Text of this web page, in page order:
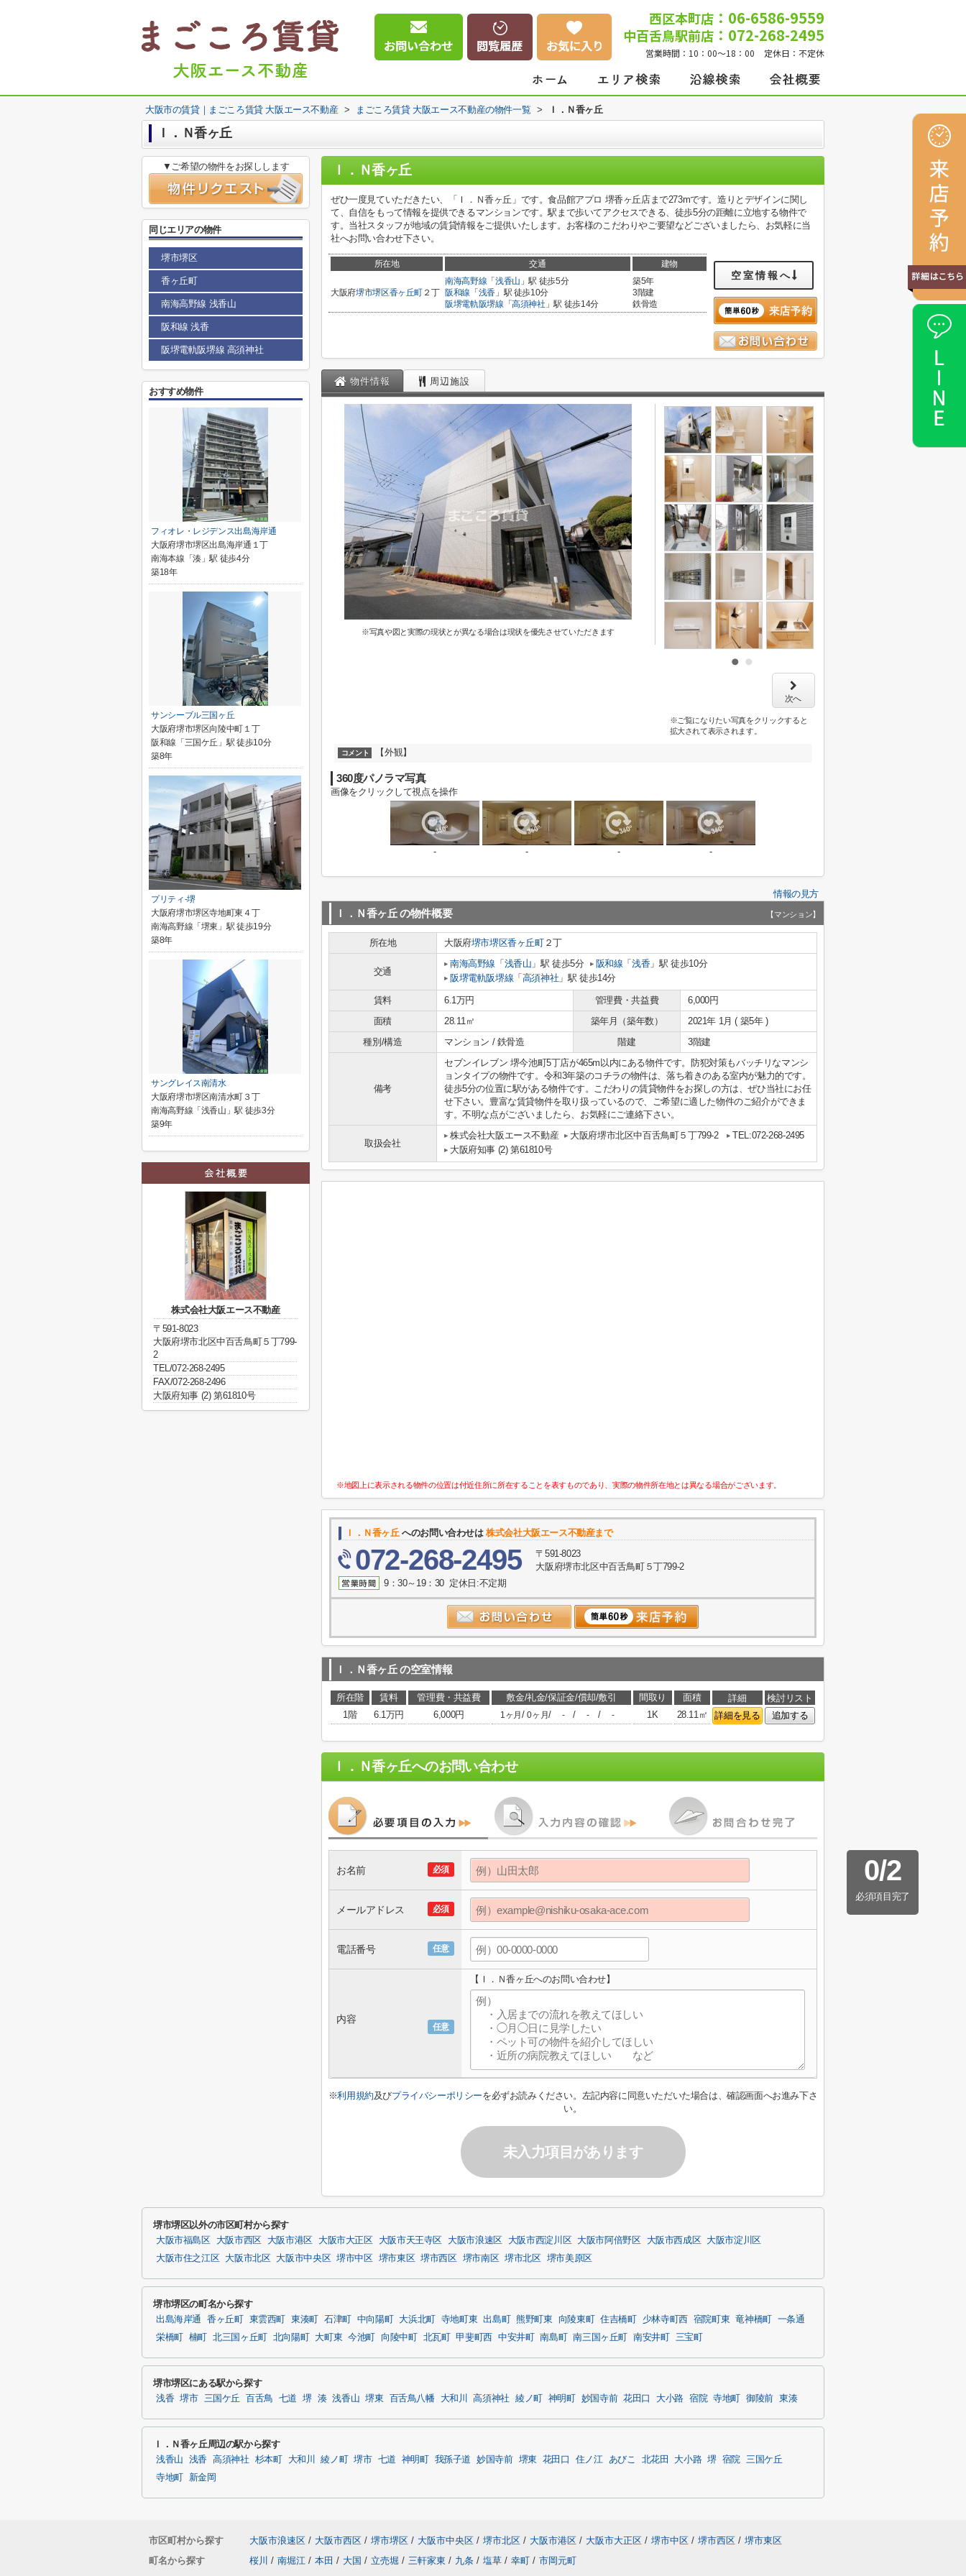
西区本町店 ：06-6586-9559
中百舌鳥駅前店 ：072-268-2495
営業時間： 10：00～18：00 定休日： 不定休
大阪市の賃貸｜まごころ賃貸 大阪エース不動産 > まごころ賃貸 大阪エース不動産の物件一覧 > Ｉ．Ｎ香ヶ丘
Ｉ．Ｎ香ヶ丘
Ｉ．Ｎ香ヶ丘
ぜひ一度見ていただきたい、「Ｉ．Ｎ香ヶ丘」です。食品館アプロ 堺香ヶ丘店まで273mです。造りとデザインに関し
て、自信をもって情報を提供できるマンションです。駅まで歩いてアクセスできる、徒歩5分の距離に立地する物件で
す。当社スタッフが地域の賃貸情報をご提供いたします。お客様のこだわりやご要望などございましたら、お気軽に当
社へお問い合わせ下さい。
所在地 交通 建物
大阪府堺市堺区香ヶ丘町 ２丁
南海高野線 「 浅香山 」駅 徒歩5分
阪和線 「 浅香」駅 徒歩10分
阪堺電軌阪堺線 「高須神社 」駅 徒歩14分
築5年
3階建
鉄骨造
空室情報へ
物件情報 周辺施設
※写真や図と実際の現状とが異なる場合は現状を優先させていただきます
次へ
※ご覧になりたい写真をクリックすると
拡大されて表示されます。
コメント 【外観】
360度パノラマ写真
画像をクリックして視点を操作
- - - -
情報の見方
Ｉ．Ｎ香ヶ丘 の物件概要 【マンション】
所在地 大阪府堺市堺区香ヶ丘町２丁
交通
南海高野線 「 浅香山 」駅 徒歩5分 阪和線 「浅香 」駅 徒歩10分
阪堺電軌阪堺線 「 高須神社 」駅 徒歩14分
賃料 6.1万円 管理費・共益費
6,000円
面積
28.11㎡ 築年月（築年数）
2021年 1月 ( 築5年 )
種別/構造
マンション / 鉄骨造 階建 3階建
備考
セブンイレブン 堺今池町5丁店が465m以内にある物件です。防犯対策もバッチリなマンシ
ョンタイプの物件です。令和3年築のコチラの物件は、落ち着きのある室内が魅力的です。
徒歩5分の位置に駅がある物件です。こだわりの賃貸物件をお探しの方は、ぜひ当社にお任
せ下さい。豊富な賃貸物件を取り扱っているので、ご希望に適した物件のご紹介ができま
す。不明な点がございましたら、お気軽にご連絡下さい。
取扱会社
株式会社大阪エース不動産 大阪府堺市北区中百舌鳥町５丁799-2
TEL:072-268-2495
大阪府知事 (2) 第61810号
※地図上に表示される物件の位置は付近住所に所在することを表すものであり、実際の物件所在地とは異なる場合がございます。
Ｉ．Ｎ香ヶ丘へのお問い合わせは株式会社大阪エース不動産まで
072-268-2495
〒591-8023
大阪府堺市北区中百舌鳥町５丁799-2
9：30～19：30 定休日:不定期
Ｉ．Ｎ香ヶ丘 の空室情報
所在階 賃料 管理費・共益費 敷金/礼金/保証金/償却/敷引 間取り 面積 詳細
検討リスト
1階
6.1万円 6,000円 1ヶ月/0ヶ月/ - / - / - 1K 28.11㎡ 詳細を見る 追加する
Ｉ．Ｎ香ヶ丘へのお問い合わせ
0/2
必須項目完了
必須
お名前
必須
メールアドレス
任意
電話番号
任意
内容
【Ｉ．Ｎ香ヶ丘へのお問い合わせ】
※利用規約及びプライバシーポリシーを必ずお読みください。左記内容に同意いただいた場合は、確認画面へお進み下さ
い。
未入力項目があります
▼ご希望の物件をお探しします
同じエリアの物件
堺市堺区
香ヶ丘町
南海高野線 浅香山
阪和線 浅香
阪堺電軌阪堺線 高須神社
おすすめ物件
フィオレ・レジデンス出島海岸通
大阪府堺市堺区出島海岸通１丁
南海本線「湊」駅 徒歩4分
築18年
サンシーブル三国ヶ丘
大阪府堺市堺区向陵中町１丁
阪和線「三国ケ丘」駅 徒歩10分
築8年
プリティ-堺
大阪府堺市堺区寺地町東４丁
南海高野線「堺東」駅 徒歩19分
築8年
サングレイス南清水
大阪府堺市堺区南清水町３丁
南海高野線「浅香山」駅 徒歩3分
築9年
株式会社大阪エース不動産
〒591-8023
大阪府堺市北区中百舌鳥町５丁799-
2
TEL/072-268-2495
FAX/072-268-2496
大阪府知事 (2) 第61810号
堺市堺区以外の市区町村から探す
大阪市福島区 大阪市西区 大阪市港区 大阪市大正区 大阪市天王寺区 大阪市浪速区 大阪市西淀川区 大阪市阿倍野区 大阪市西成区
大阪市淀川区
大阪市住之江区
大阪市北区 大阪市中央区 堺市中区 堺市東区 堺市西区 堺市南区 堺市北区 堺市美原区
堺市堺区の町名から探す
出島海岸通 香ヶ丘町 東雲西町 東湊町 石津町 中向陽町 大浜北町 寺地町東 出島町 熊野町東 向陵東町 住吉橋町 少林寺町西 宿院町東 竜神橋町
一条通
栄橋町
楠町 北三国ヶ丘町 北向陽町 大町東 今池町 向陵中町 北瓦町 甲斐町西 中安井町 南島町 南三国ヶ丘町 南安井町 三宝町
堺市堺区にある駅から探す
浅香 堺市 三国ケ丘 百舌鳥 七道 堺 湊 浅香山 堺東 百舌鳥八幡 大和川 高須神社 綾ノ町 神明町 妙国寺前 花田口 大小路 宿院 寺地町 御陵前 東湊
Ｉ．Ｎ香ヶ丘周辺の駅から探す
浅香山 浅香 高須神社 杉本町 大和川 綾ノ町 堺市 七道 神明町 我孫子道 妙国寺前 堺東 花田口 住ノ江 あびこ 北花田 大小路 堺 宿院 三国ケ丘
寺地町
新金岡
市区町村から探す 大阪市浪速区 / 大阪市西区 / 堺市堺区 / 大阪市中央区 / 堺市北区 / 大阪市港区 / 大阪市大正区 / 堺市中区 / 堺市西区 / 堺市東区
町名から探す
桜川 / 南堀江 / 本田 / 大国 / 立売堀 / 三軒家東 / 九条 / 塩草 / 幸町 / 市岡元町